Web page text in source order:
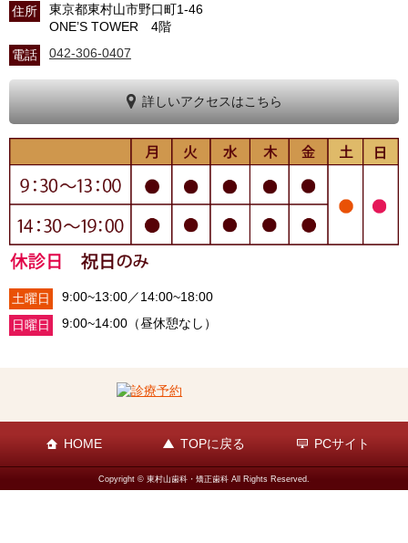
住所
東京都東村山市野口町1-46
ONE’S TOWER 4階
電話
042-306-0407
詳しいアクセスはこちら
土曜日
9:00~13:00／14:00~18:00
日曜日
9:00~14:00（昼休憩なし）
HOME TOPに戻る PCサイト
Copyright © 東村山歯科・矯正歯科 All Rights Reserved.